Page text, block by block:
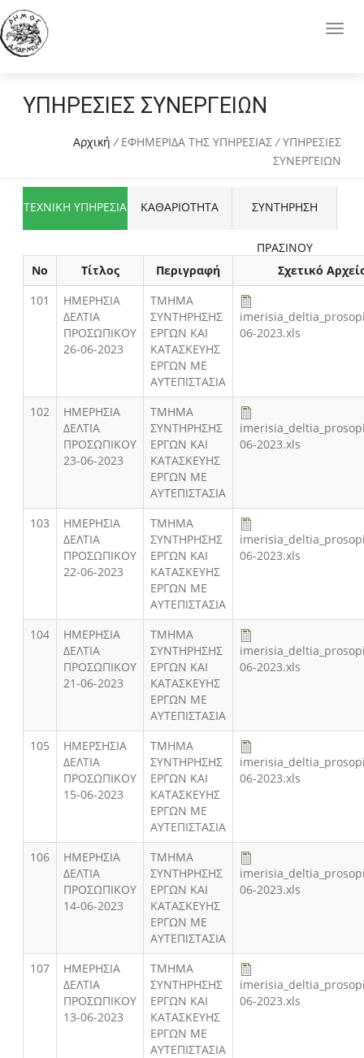
ΥΠΗΡΕΣΙΕΣ ΣΥΝΕΡΓΕΙΩΝ
Αρχική / ΕΦΗΜΕΡΙΔΑ ΤΗΣ ΥΠΗΡΕΣΙΑΣ /ΥΠΗΡΕΣΙΕΣ
ΣΥΝΕΡΓΕΙΩΝ
ΤΕΧΝΙΚΗ ΥΠΗΡΕΣΙΑ ΚΑΘΑΡΙΟΤΗΤΑ ΣΥΝΤΗΡΗΣΗ
ΠΡΑΣΙΝΟΥ
Νο
Τίτλος Περιγραφή
Σχετικό
101
ΗΜΕΡΗΣΙΑ
ΔΕΛΤΙΑ
ΠΡΟΣΩΠΙΚΟΥ
26-06-2023
ΤΜΗΜΑ
ΣΥΝΤΗΡΗΣΗΣ
ΕΡΓΩΝ ΚΑΙ
ΚΑΤΑΣΚΕΥΗΣ
ΕΡΓΩΝ ΜΕ
ΑΥΤΕΠΙΣΤΑΣΙΑ
06-2023.xls
102
ΗΜΕΡΗΣΙΑ
ΔΕΛΤΙΑ
ΠΡΟΣΩΠΙΚΟΥ
23-06-2023
ΤΜΗΜΑ
ΣΥΝΤΗΡΗΣΗΣ
ΕΡΓΩΝ ΚΑΙ
ΚΑΤΑΣΚΕΥΗΣ
ΕΡΓΩΝ ΜΕ
ΑΥΤΕΠΙΣΤΑΣΙΑ
06-2023.xls
103
ΗΜΕΡΗΣΙΑ
ΔΕΛΤΙΑ
ΠΡΟΣΩΠΙΚΟΥ
22-06-2023
ΤΜΗΜΑ
ΣΥΝΤΗΡΗΣΗΣ
ΕΡΓΩΝ ΚΑΙ
ΚΑΤΑΣΚΕΥΗΣ
ΕΡΓΩΝ ΜΕ
ΑΥΤΕΠΙΣΤΑΣΙΑ
06-2023.xls
104
ΗΜΕΡΗΣΙΑ
ΔΕΛΤΙΑ
ΠΡΟΣΩΠΙΚΟΥ
21-06-2023
ΤΜΗΜΑ
ΣΥΝΤΗΡΗΣΗΣ
ΕΡΓΩΝ ΚΑΙ
ΚΑΤΑΣΚΕΥΗΣ
ΕΡΓΩΝ ΜΕ
ΑΥΤΕΠΙΣΤΑΣΙΑ
06-2023.xls
105
ΗΜΕΡΣΗΣΙΑ
ΔΕΛΤΙΑ
ΠΡΟΣΩΠΙΚΟΥ
15-06-2023
ΤΜΗΜΑ
ΣΥΝΤΗΡΗΣΗΣ
ΕΡΓΩΝ ΚΑΙ
ΚΑΤΑΣΚΕΥΗΣ
ΕΡΓΩΝ ΜΕ
ΑΥΤΕΠΙΣΤΑΣΙΑ
06-2023.xls
106
ΗΜΕΡΗΣΙΑ
ΔΕΛΤΙΑ
ΠΡΟΣΩΠΙΚΟΥ
14-06-2023
ΤΜΗΜΑ
ΣΥΝΤΗΡΗΣΗΣ
ΕΡΓΩΝ ΚΑΙ
ΚΑΤΑΣΚΕΥΗΣ
ΕΡΓΩΝ ΜΕ
ΑΥΤΕΠΙΣΤΑΣΙΑ
06-2023.xls
107
ΗΜΕΡΗΣΙΑ
ΔΕΛΤΙΑ
ΠΡΟΣΩΠΙΚΟΥ
13-06-2023
ΤΜΗΜΑ
ΣΥΝΤΗΡΗΣΗΣ
ΕΡΓΩΝ ΚΑΙ
ΚΑΤΑΣΚΕΥΗΣ
ΕΡΓΩΝ ΜΕ
ΑΥΤΕΠΙΣΤΑΣΙΑ
06-2023.xls